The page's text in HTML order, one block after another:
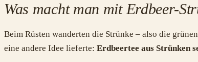
Was macht man mit Erdbeer-
Beim Rüsten wanderten die Strünke – also die
eine andere Idee lieferte: Erdbeertee aus Strünken